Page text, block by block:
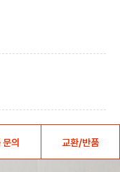
의 교환/반품